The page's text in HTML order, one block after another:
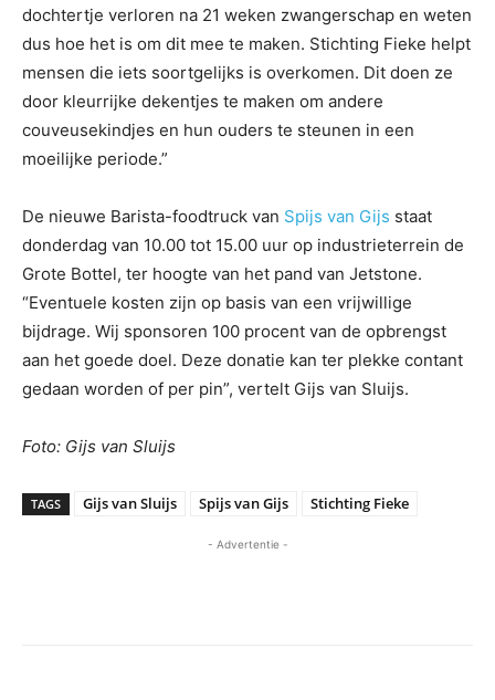
dochtertje verloren na 21 weken zwangerschap en weten
dus hoe het is om dit mee te maken. Stichting Fieke helpt
mensen die iets soortgelijks is overkomen. Dit doen ze
door kleurrijke dekentjes te maken om andere
couveusekindjes en hun ouders te steunen in een
moeilijke periode.”
De nieuwe Barista-foodtruck van Spijs van Gijs staat
donderdag van 10.00 tot 15.00 uur op industrieterrein de
Grote Bottel, ter hoogte van het pand van Jetstone.
“Eventuele kosten zijn op basis van een vrijwillige
bijdrage. Wij sponsoren 100 procent van de opbrengst
aan het goede doel. Deze donatie kan ter plekke contant
gedaan worden of per pin”, vertelt Gijs van Sluijs.
Foto: Gijs van Sluijs
TAGS Gijs van Sluijs Spijs van Gijs Stichting Fieke
- Advertentie -